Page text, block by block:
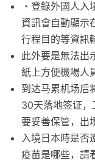
・登錄外國人
資訊會自動顯示
行程目的等資訊
此外要是無法出
紙上方便機場人
到达马累机场后
30天落地签证，
要妥善保管，出
入境日本時是否
疫苗是哪些，請